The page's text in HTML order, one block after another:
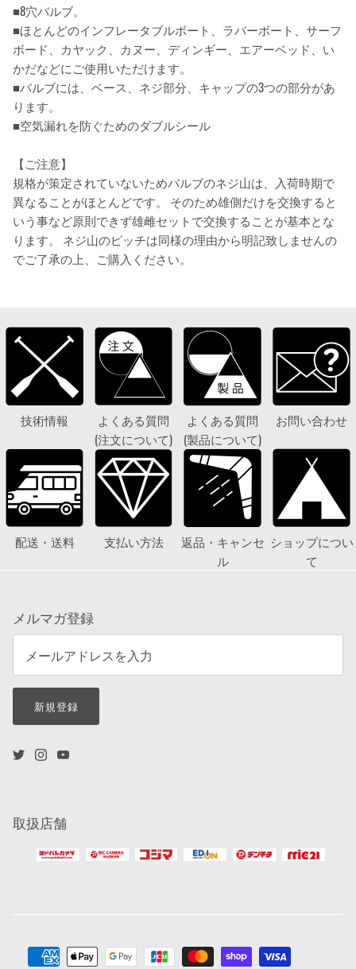
■8穴バルブ。
■ほとんどのインフレータブルボート、ラバーボート、サーフ
ボード、カヤック、カヌー、ディンギー、エアーベッド、い
かだなどにご使用いただけます。
■バルブには、ベース、ネジ部分、キャップの3つの部分があ
ります。
■空気漏れを防ぐためのダブルシール
【ご注意】
規格が策定されていないためバルブのネジ山は、入荷時期で
異なることがほとんどです。 そのため雄側だけを交換すると
いう事など原則できず雄雌セットで交換することが基本とな
ります。 ネジ山のピッチは同様の理由から明記致しませんの
でご了承の上、ご購入ください。
技術情報
よくある質問
(注文について)
よくある質問
(製品について)
お問い合わせ
配送・送料 支払い方法
返品・キャンセ
ル
ショップについ
て
メルマガ登録
新規登録
取扱店舗